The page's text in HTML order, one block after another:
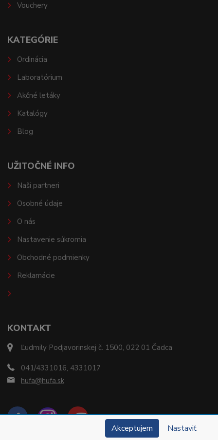
KONTAKT
Ľudmily Podjavorinskej č. 1500, 022 01 Čadca
041/4331016, 4331017
hufa@hufa.sk
Vouchery
KATEGÓRIE
Ordinácia
Laboratórium
Akčné letáky
Katalógy
Blog
UŽITOČNÉ INFO
Naši partneri
Osobné údaje
O nás
Nastavenie súkromia
Obchodné podmienky
Reklamácie
Akceptujem Nastaviť